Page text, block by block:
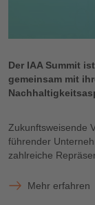
Der IAA Summit
gemeinsam mit
Zukunftsweisende
führender
zahlreiche
Mehr erfahren